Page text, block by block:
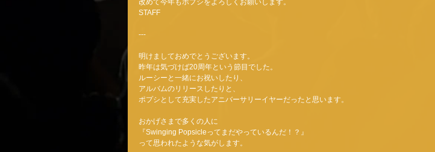
改めて今年もポプシをよろしくお願いします。
STAFF
---
明けましておめでとうございます。
昨年は気づけば20周年という節目でした。
ルーシーと一緒にお祝いしたり、
アルバムのリリースしたりと、
ポプシとして充実したアニバーサリーイヤーだったと思います。
おかげさまで多くの人に
『Swinging Popsicleってまだやっているんだ！？』
って思われたような気がします。